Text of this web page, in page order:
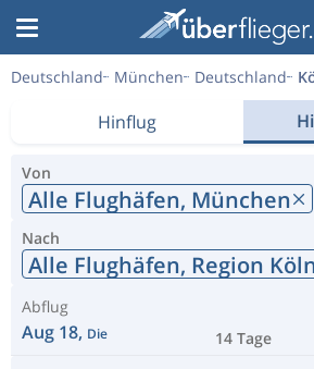
Deutschland München Deutschland
Hinflug
Von
Alle Flughäfen, München
Nach
Alle Flughäfen, Region
Abflug
Aug 18, Die 14 Tage